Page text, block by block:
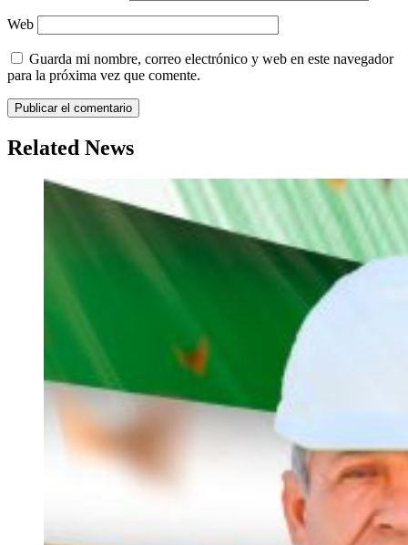
Web
Guarda mi nombre, correo electrónico y web en este navegador
para la próxima vez que comente.
Related News